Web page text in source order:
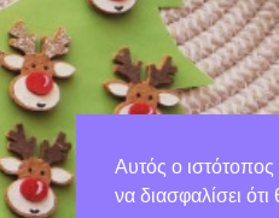
Αυτός ο ιστότοπος
να διασφαλίσει